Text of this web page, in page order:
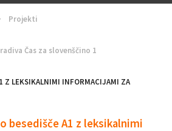
Projekti
Čas za slovenščino 1
Z LEKSIKALNIMI INFORMACIJAMI ZA
besedišče A1 z leksikalnimi